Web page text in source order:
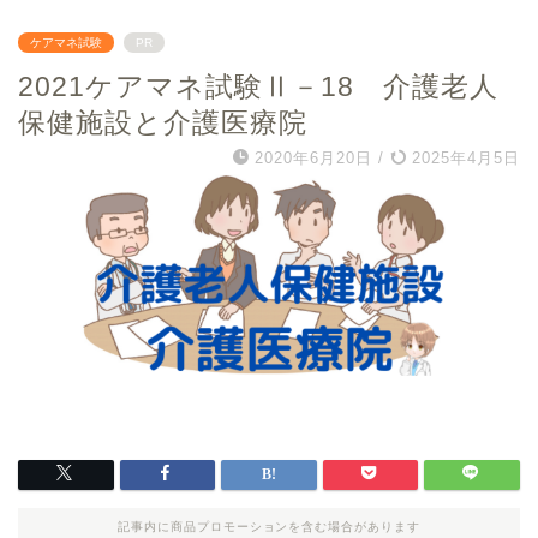
ケアマネ試験 PR
2021ケアマネ試験Ⅱ－18 介護老人
保健施設と介護医療院
2020年6月20日 / 2025年4月5日
記事内に商品プロモーションを含む場合があります